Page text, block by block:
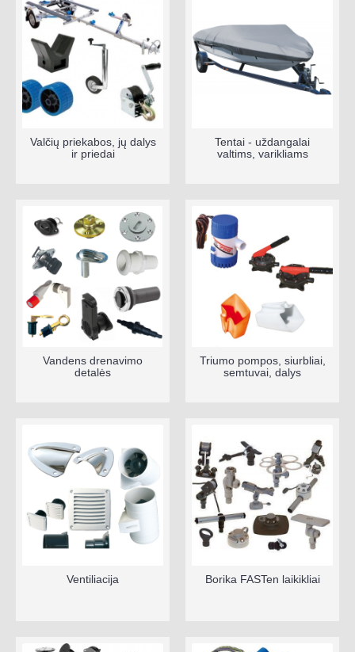
Valčių priekabos, jų dalys
ir priedai
Tentai - uždangalai
valtims, varikliams
Vandens drenavimo
detalės
Triumo pompos, siurbliai,
semtuvai, dalys
Ventiliacija Borika FASTen laikikliai